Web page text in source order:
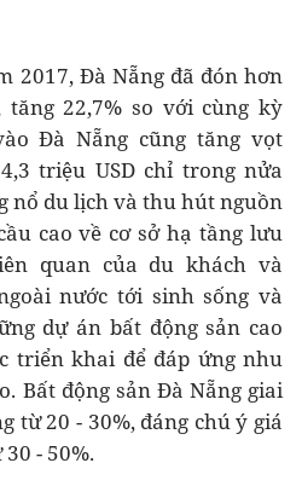
2017, Đà Nẵng đã đón hơn
22,7% so với cùng kỳ
Đà Nẵng cũng tăng vọt
triệu USD chỉ trong nửa
nổ du lịch và thu hút nguồn
cao về cơ sở hạ tầng lưu
quan của du khách và
nước tới sinh sống và
dự án bất động sản cao
triển khai để đáp ứng nhu
Bất động sản Đà Nẵng giai
từ 20 - 30%, đáng chú ý giá
- 50%.